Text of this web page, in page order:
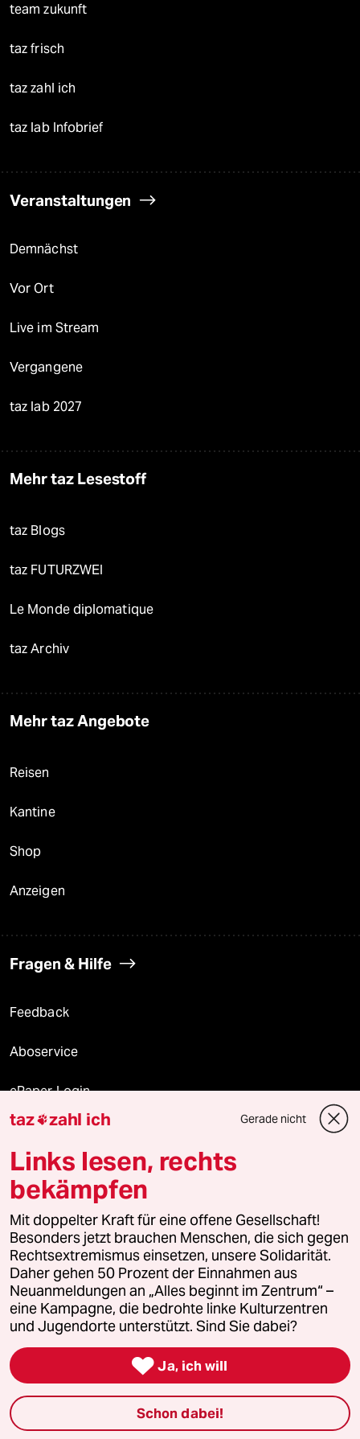
team zukunft
taz frisch
taz zahl ich
taz lab Infobrief
Veranstaltungen
Demnächst
Vor Ort
Live im Stream
Vergangene
taz lab 2027
Mehr taz Lesestoff
taz Blogs
taz FUTURZWEI
Le Monde diplomatique
taz Archiv
Mehr taz Angebote
Reisen
Kantine
Shop
Anzeigen
Fragen & Hilfe
Feedback
Aboservice
ePaper Login
Downloads für Abonnierende
© 2026 taz Verlags und Vertriebs GmbH
Alle Rechte vorbehalten. Bei rechtlichen Fragen oder für Genehmigungen
wenden Sie sich bitte an
lizenzen@taz.de
Feedback Redaktionsstatut Kommune-Richtlinien
Leitlinie Informant Datenschutz Impressum AGB
Seitenwende Einwilligungen widerrufen (Ads)
taz zahl ich Gerade nicht
Links lesen, rechts
bekämpfen
Mit doppelter Kraft für eine offene Gesellschaft!
Besonders jetzt brauchen Menschen, die sich gegen
Rechtsextremismus einsetzen, unsere Solidarität.
Daher gehen 50 Prozent der Einnahmen aus
Neuanmeldungen an „Alles beginnt im Zentrum“ –
eine Kampagne, die bedrohte linke Kulturzentren
und Jugendorte unterstützt. Sind Sie dabei?
 Ja, ich will
Schon dabei!